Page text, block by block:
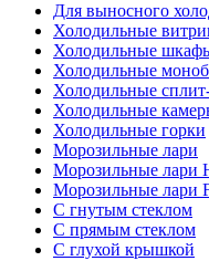
Для выносного
Холодильные
Холодильные
Холодильные
Холодильные
Холодильные
Холодильные горки
Морозильные лари
Морозильные лари
Морозильные лари
С гнутым стеклом
C прямым стеклом
С глухой крышкой